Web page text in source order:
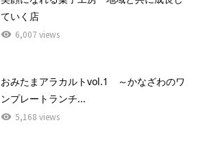
ていく店
6,007 views
おみたまアラカルトvol.1 ～かなざわのワ
ンプレートランチ...
5,168 views